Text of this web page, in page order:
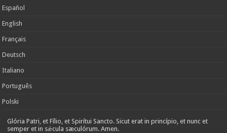
Español
English
Français
Deutsch
Italiano
Português
Polski
Glória Patri, et Fílio, et Spirítui Sancto. Sicut erat in princípio, et nunc et
semper et in sǽcula sæculórum. Amen.